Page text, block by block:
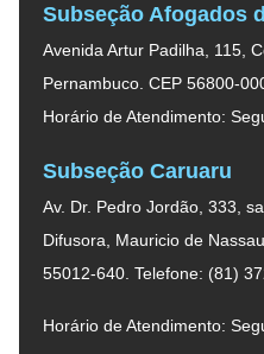
Subseção Afogados
Avenida Artur Padilha, 115,
Pernambuco. CEP 56800-
Horário de Atendimento:
Subseção Caruaru
Av. Dr. Pedro Jordão, 333,
Difusora, Mauricio de
55012-640. Telefone: (81)
Horário de Atendimento: